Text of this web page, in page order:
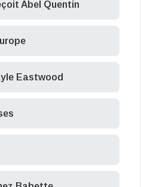
Abel Quentin
Eastwood